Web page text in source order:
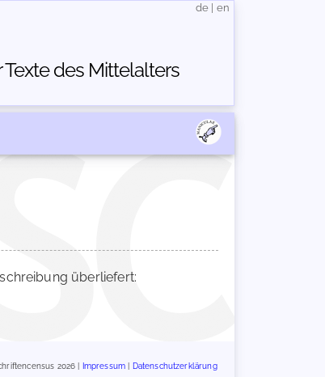
des Mittelalters
de en
überliefert:
2026 | Impressum Datenschutzerklärung